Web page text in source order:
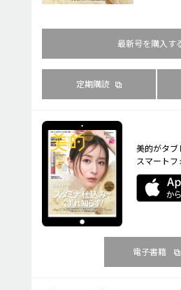
最新号を購入す
定期購読
美的がタブ
スマートフ
電子書籍